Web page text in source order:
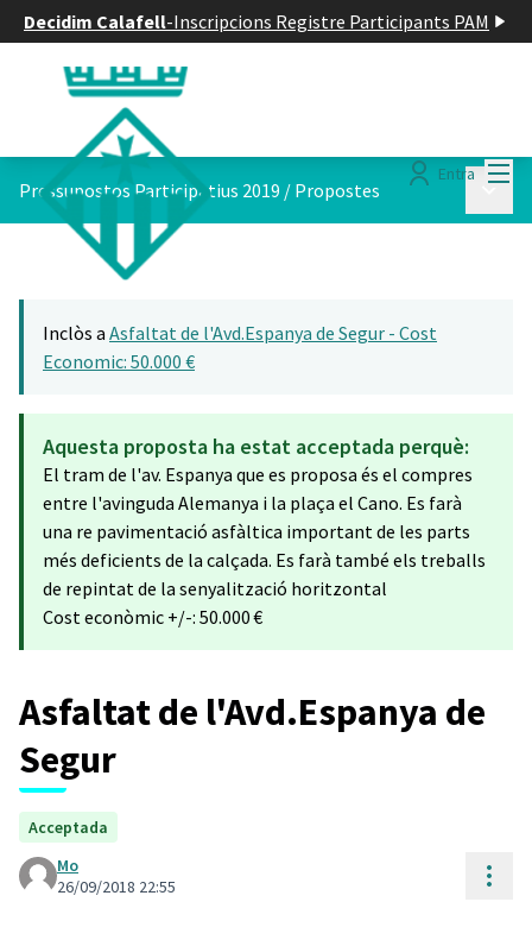
Decidim Calafell-Inscripcions Registre Participants PAM
Entra
Pressupostos Participatius 2019 / Propostes
Inclòs a Asfaltat de l'Avd.Espanya de Segur - Cost
Economic: 50.000 €
Aquesta proposta ha estat acceptada perquè:
El tram de l'av. Espanya que es proposa és el compres
entre l'avinguda Alemanya i la plaça el Cano. Es farà
una re pavimentació asfàltica important de les parts
més deficients de la calçada. Es farà també els treballs
de repintat de la senyalització horitzontal
Cost econòmic +/-: 50.000 €
Asfaltat de l'Avd.Espanya de
Segur
Acceptada
Mo
26/09/2018 22:55